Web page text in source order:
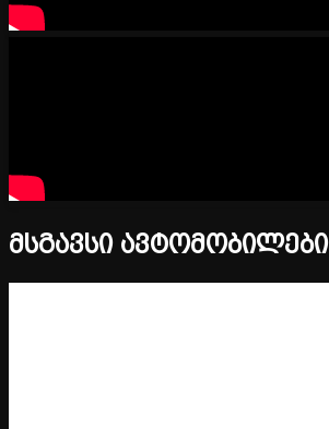
მსგავსი ავტომობილები